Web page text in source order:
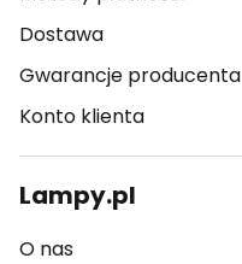
Dostawa
Gwarancje producenta
Konto klienta
Lampy.pl
O nas